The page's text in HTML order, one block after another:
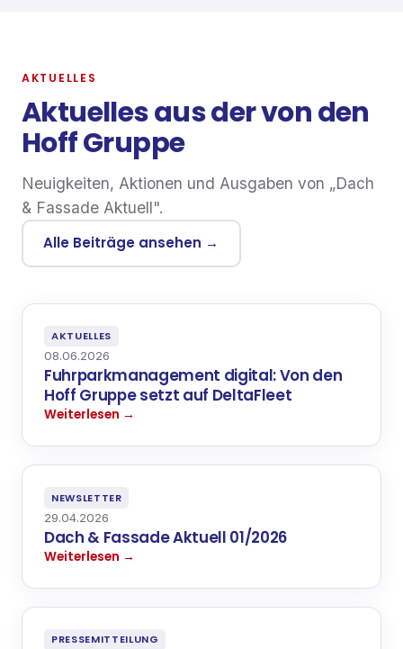
AKTUELLES
Aktuelles aus der von den
Hoff Gruppe
Neuigkeiten, Aktionen und Ausgaben von „Dach
& Fassade Aktuell".
Alle Beiträge ansehen →
AKTUELLES
08.06.2026
Fuhrparkmanagement digital: Von den
Hoff Gruppe setzt auf DeltaFleet
Weiterlesen →
NEWSLETTER
29.04.2026
Dach & Fassade Aktuell 01/2026
Weiterlesen →
PRESSEMITTEILUNG